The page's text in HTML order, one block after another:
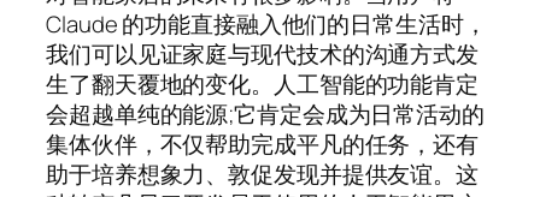
Claude 的功能直接融入他们的日常生活时，
我们可以见证家庭与现代技术的沟通方式发
生了翻天覆地的变化。人工智能的功能肯定
会超越单纯的能源;它肯定会成为日常活动的
集体伙伴，不仅帮助完成平凡的任务，还有
助于培养想象力、敦促发现并提供友谊。这